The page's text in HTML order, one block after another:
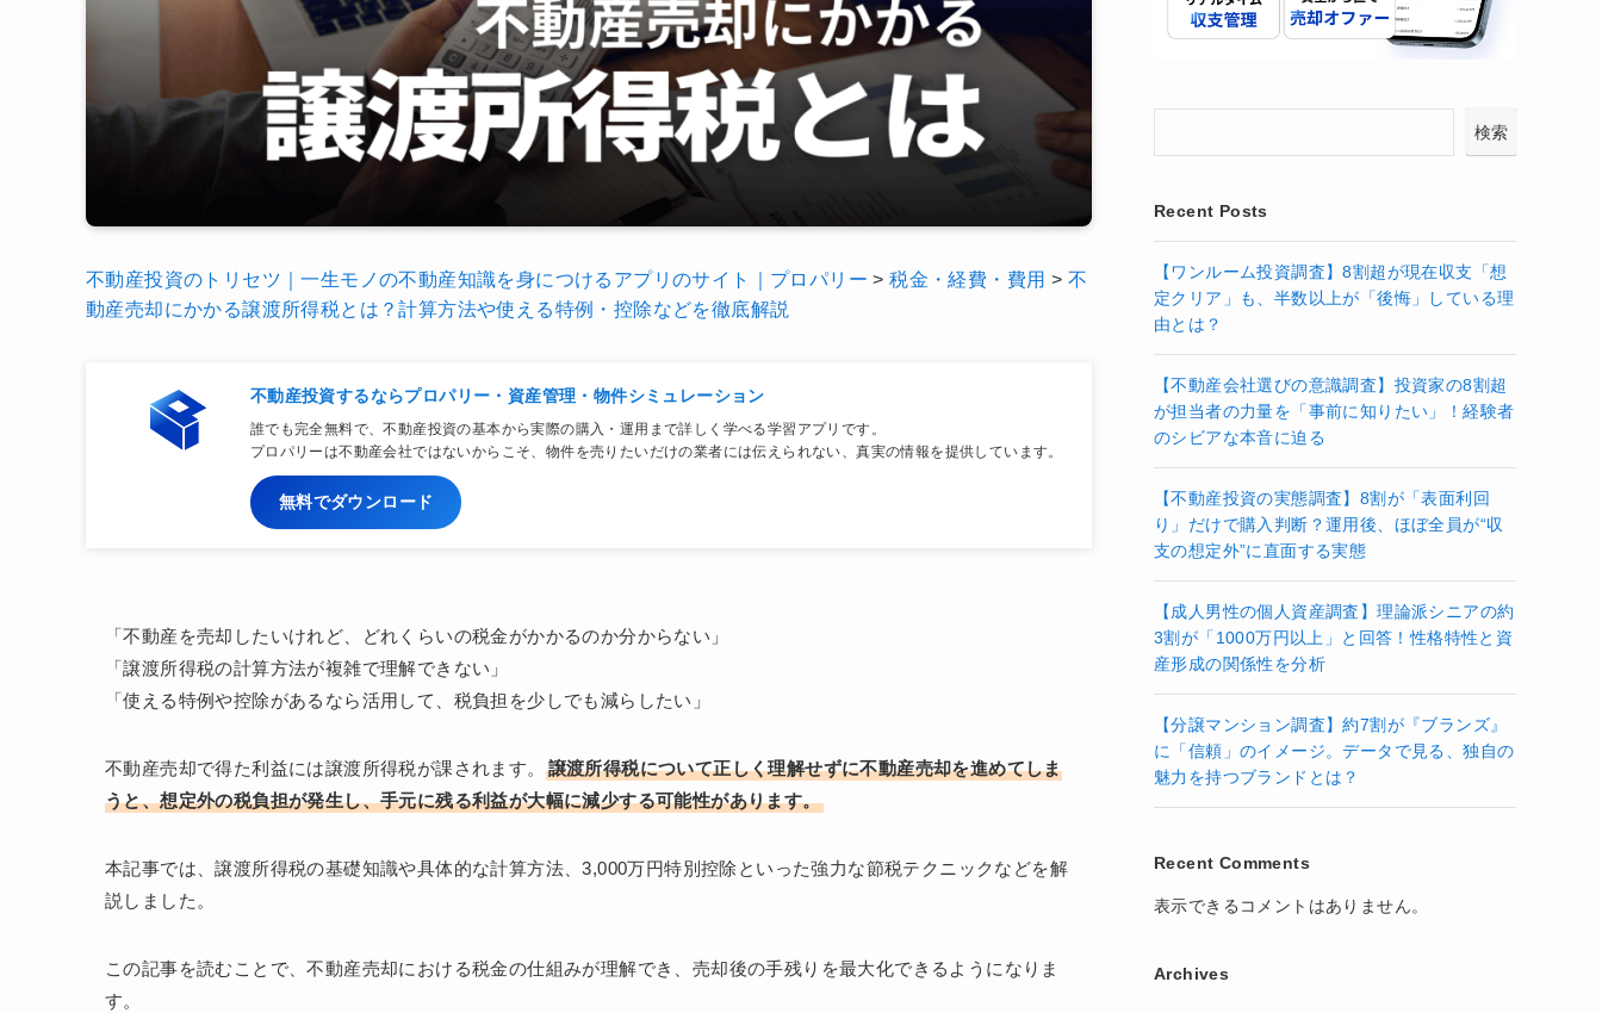
不動産投資のトリセツ｜一生モノの不動産知識を身につけるアプリのサイト｜プロパリー >税金・経費・費用 > 不
動産売却にかかる譲渡所得税とは？計算方法や使える特例・控除などを徹底解説
不動産投資するならプロパリー・資産管理・物件シミュレーション
誰でも完全無料で、不動産投資の基本から実際の購入・運用まで詳しく学べる学習アプリです。
プロパリーは不動産会社ではないからこそ、物件を売りたいだけの業者には伝えられない、真実の情報を提供しています。
無料でダウンロード
「不動産を売却したいけれど、どれくらいの税金がかかるのか分からない」
「譲渡所得税の計算方法が複雑で理解できない」
「使える特例や控除があるなら活用して、税負担を少しでも減らしたい」
不動産売却で得た利益には譲渡所得税が課されます。
譲渡所得税について正しく理解せずに不動産売却を進めてしま
うと、想定外の税負担が発生し、手元に残る利益が大幅に減少する可能性があります。
本記事では、譲渡所得税の基礎知識や具体的な計算方法、3,000万円特別控除といった強力な節税テクニックなどを解
説しました。
この記事を読むことで、不動産売却における税金の仕組みが理解でき、売却後の手残りを最大化できるようになりま
す。
検索
Recent Posts
【ワンルーム投資調査】8割超が現在収支「想
定クリア」も、半数以上が「後悔」している理
由とは？
【不動産会社選びの意識調査】投資家の8割超
が担当者の力量を「事前に知りたい」！経験者
のシビアな本音に迫る
【不動産投資の実態調査】8割が「表面利回
り」だけで購入判断？運用後、ほぼ全員が“収
支の想定外”に直面する実態
【成人男性の個人資産調査】理論派シニアの約
3割が「1000万円以上」と回答！性格特性と資
産形成の関係性を分析
【分譲マンション調査】約7割が『ブランズ』
に「信頼」のイメージ。データで見る、独自の
魅力を持つブランドとは？
Recent Comments
表示できるコメントはありません。
Archives